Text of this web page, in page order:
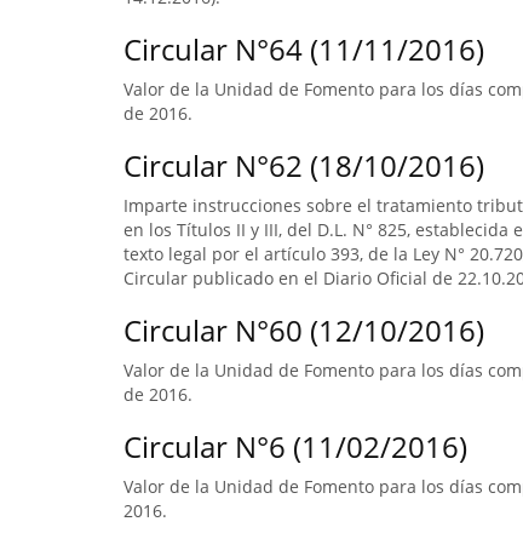
Circular N°64 (11/11/2016)
Valor de la Unidad de Fomento para los días
de 2016.
Circular N°62 (18/10/2016)
Imparte instrucciones sobre el tratamiento
en los Títulos II y III, del D.L. N° 825,
texto legal por el artículo 393, de la Ley N°
Circular publicado en el Diario Oficial de
Circular N°60 (12/10/2016)
Valor de la Unidad de Fomento para los días
de 2016.
Circular N°6 (11/02/2016)
Valor de la Unidad de Fomento para los días
2016.